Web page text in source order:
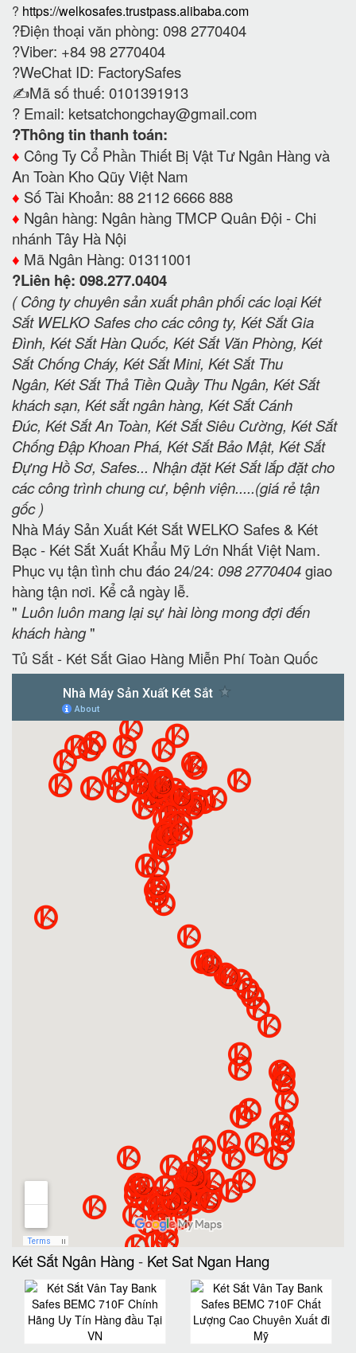
? https://welkosafes.trustpass.alibaba.com
?Điện thoại văn phòng: 098 2770404
?Viber: +84 98 2770404
?WeChat ID: FactorySafes
✍️Mã số thuế: 0101391913
? Email: ketsatchongchay@gmail.com
?Thông tin thanh toán:
♦️ Công Ty Cổ Phần Thiết Bị Vật Tư Ngân Hàng và
An Toàn Kho Qũy Việt Nam
♦️ Số Tài Khoản: 88 2112 6666 888
♦️ Ngân hàng: Ngân hàng TMCP Quân Đội - Chi
nhánh Tây Hà Nội
♦️ Mã Ngân Hàng: 01311001
?Liên hệ: 098.277.0404
( Công ty chuyên sản xuất phân phối các loại Két
Sắt WELKO Safes cho các công ty, Két Sắt Gia
Đình, Két Sắt Hàn Quốc, Két Sắt Văn Phòng, Két
Sắt Chống Cháy, Két Sắt Mini, Két Sắt Thu
Ngân, Két Sắt Thả Tiền Quầy Thu Ngân, Két Sắt
khách sạn, Két sắt ngân hàng, Két Sắt Cánh
Đúc, Két Sắt An Toàn, Két Sắt Siêu Cường, Két Sắt
Chống Đập Khoan Phá, Két Sắt Bảo Mật, Két Sắt
Đựng Hồ Sơ, Safes... Nhận đặt Két Sắt lắp đặt cho
các công trình chung cư, bệnh viện.....(giá rẻ tận
gốc )
Nhà Máy Sản Xuất Két Sắt WELKO Safes & Két
Bạc - Két Sắt Xuất Khẩu Mỹ Lớn Nhất Việt Nam.
Phục vụ tận tình chu đáo 24/24: 098 2770404giao
hàng tận nơi. Kể cả ngày lễ.
" Luôn luôn mang lại sự hài lòng mong đợi đến
khách hàng"
Tủ Sắt - Két Sắt Giao Hàng Miễn Phí Toàn Quốc
Két Sắt Ngân Hàng- Ket Sat Ngan Hang